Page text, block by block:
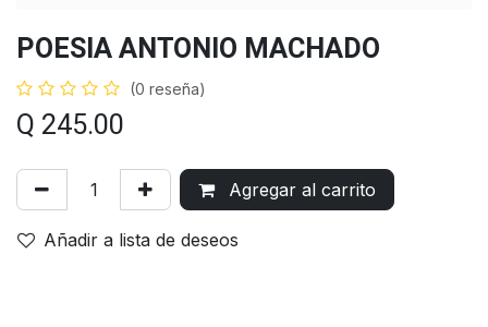
POESIA ANTONIO MACHADO
(0 reseña)
Q 245.00
Agregar al carrito
Añadir a lista de deseos